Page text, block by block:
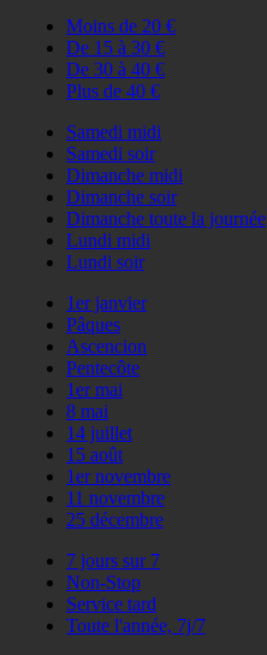
Moins de 20 €
De 15 à 30 €
De 30 à 40 €
Plus de 40 €
Samedi midi
Samedi soir
Dimanche midi
Dimanche soir
Dimanche toute la journée
Lundi midi
Lundi soir
1er janvier
Pâques
Ascencion
Pentecôte
1er mai
8 mai
14 juillet
15 août
1er novembre
11 novembre
25 décembre
7 jours sur 7
Non-Stop
Service tard
Toute l'année, 7j/7